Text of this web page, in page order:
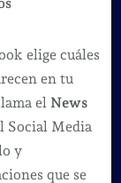
y
su
nuevo
cambio
de
algoritmo
elige cuáles
en tu
el News
Social Media
y
que se